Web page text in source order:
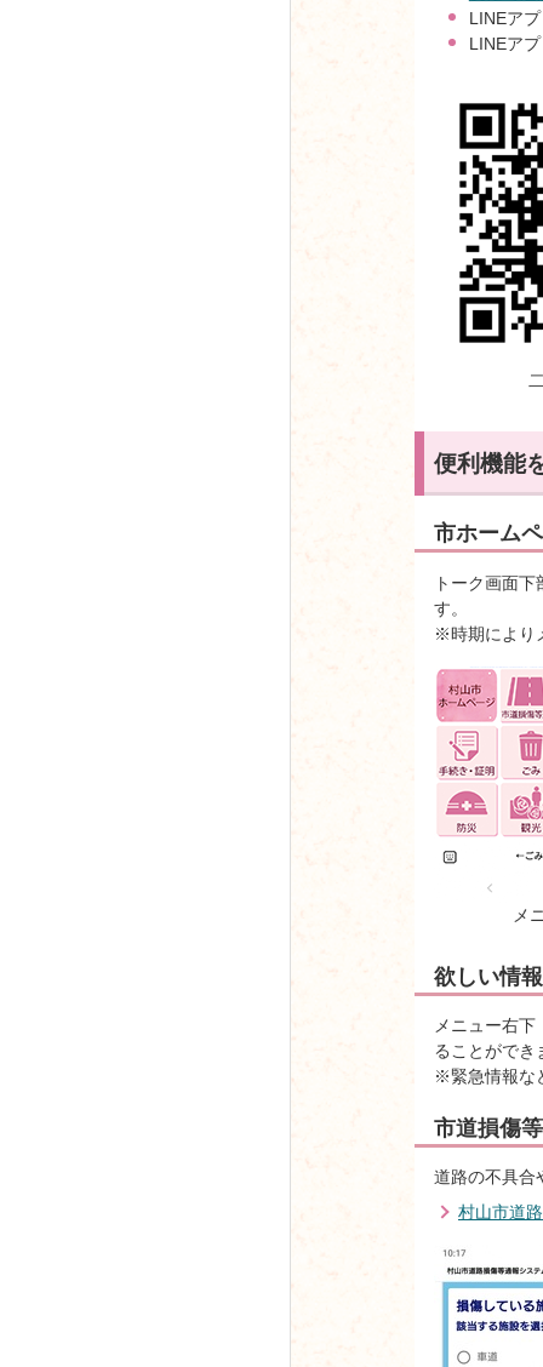
LINEア
LINEア
便利機能
市ホーム
トーク画面
す。
※時期により
メ
欲しい情
メニュー右
ることができ
※緊急情報な
市道損傷
道路の不具合
村山市道